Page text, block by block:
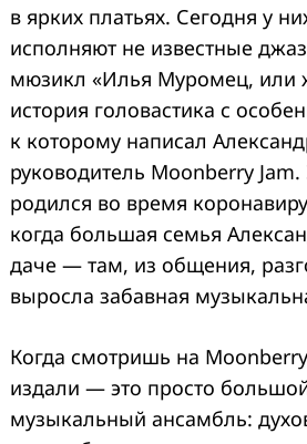
в ярких платьях. Сегодня у
исполняют не известные
мюзикл «Илья Муромец, или
история головастика с
к которому написал
руководитель Moonberry
родился во время
когда большая семья
даче — там, из общения,
выросла забавная
Когда смотришь на
издали — это просто
музыкальный ансамбль: